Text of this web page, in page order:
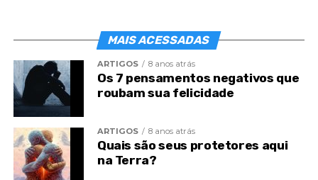
Agora, porém, as recordações do Natal são muito
diversas.
Não se ouvem mais os cânticos dos pastores, nem
se percebem os aromas agrestes na Natureza.
Um presépio do século XX seria certamente
arranjado com eletricidade, sobre uma base de
bombas e de metralhadoras, onde aquela legenda
MAIS ACESSADAS
ARTIGOS 8 anos atrás
Os 7 pensamentos negativos que
roubam sua felicidade
ARTIGOS 8 anos atrás
Quais são seus protetores aqui
na Terra?